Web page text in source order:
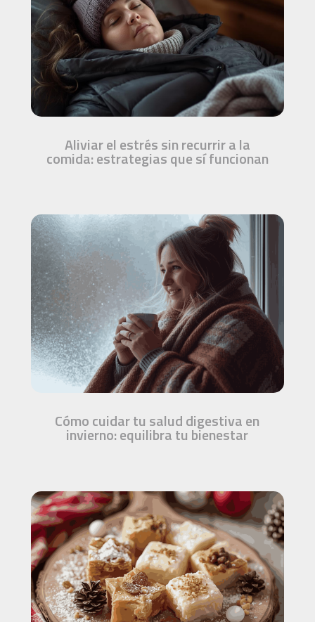
Aliviar el estrés sin recurrir a la
comida: estrategias que sí funcionan
Cómo cuidar tu salud digestiva en
invierno: equilibra tu bienestar